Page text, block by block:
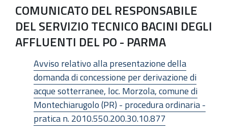
COMUNICATO DEL RESPONSABILE
DEL SERVIZIO TECNICO BACINI DEGLI
AFFLUENTI DEL PO - PARMA
Avviso relativo alla presentazione della
domanda di concessione per derivazione di
acque sotterranee, loc. Morzola, comune di
Montechiarugolo (PR) - procedura ordinaria -
pratica n. 2010.550.200.30.10.877